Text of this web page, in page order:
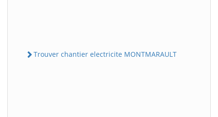
Trouver chantier electricite MONTMARAULT